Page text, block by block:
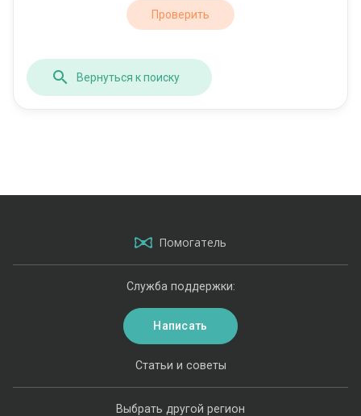
Проверить
Вернуться к поиску
Помогатель
Выбрать другой регион
Статьи и советы
Служба поддержки:
Написать